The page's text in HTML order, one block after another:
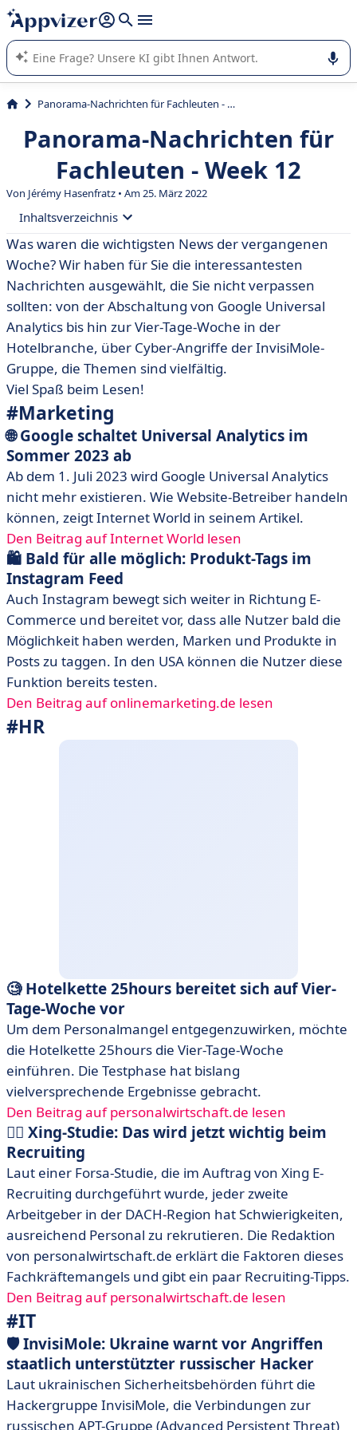
beantworten (mehrere Zeilen mit
Die KI von Appvizer führt Sie bei der Nutzung oder Auswahl
von SaaS-Software in Unternehmen.
Panorama-Nachrichten für Fachleuten - Week 12
Panorama-Nachrichten für
Fachleuten - Week 12
Von Jérémy Hasenfratz • Am 25. März 2022
Inhaltsverzeichnis
• #Marketing
• #HR
• #IT
Was waren die wichtigsten News der vergangenen
Woche? Wir haben für Sie die interessantesten
Nachrichten ausgewählt, die Sie nicht verpassen
sollten: von der Abschaltung von Google Universal
Analytics bis hin zur Vier-Tage-Woche in der
Hotelbranche, über Cyber-Angriffe der InvisiMole-
Gruppe, die Themen sind vielfältig.
Viel Spaß beim Lesen!
#Marketing
🌐 Google schaltet Universal Analytics im
Sommer 2023 ab
Ab dem 1. Juli 2023 wird Google Universal Analytics
nicht mehr existieren. Wie Website-Betreiber handeln
können, zeigt Internet World in seinem Artikel.
Den Beitrag auf Internet World lesen
🛍️ Bald für alle möglich: Produkt-Tags im
Instagram Feed
Auch Instagram bewegt sich weiter in Richtung E-
Commerce und bereitet vor, dass alle Nutzer bald die
Möglichkeit haben werden, Marken und Produkte in
Posts zu taggen. In den USA können die Nutzer diese
Funktion bereits testen.
Den Beitrag auf onlinemarketing.de lesen
#HR
🧐 Hotelkette 25hours bereitet sich auf Vier-
Tage-Woche vor
Um dem Personalmangel entgegenzuwirken, möchte
die Hotelkette 25hours die Vier-Tage-Woche
einführen. Die Testphase hat bislang
vielversprechende Ergebnisse gebracht.
Den Beitrag auf personalwirtschaft.de lesen
🕵️‍♂️ Xing-Studie: Das wird jetzt wichtig beim
Recruiting
Laut einer Forsa-Studie, die im Auftrag von Xing E-
Recruiting durchgeführt wurde, jeder zweite
Arbeitgeber in der DACH-Region hat Schwierigkeiten,
ausreichend Personal zu rekrutieren. Die Redaktion
von personalwirtschaft.de erklärt die Faktoren dieses
Fachkräftemangels und gibt ein paar Recruiting-Tipps.
Den Beitrag auf personalwirtschaft.de lesen
#IT
🛡️ InvisiMole: Ukraine warnt vor Angriffen
staatlich unterstützter russischer Hacker
Laut ukrainischen Sicherheitsbehörden führt die
Hackergruppe InvisiMole, die Verbindungen zur
russischen APT-Gruppe (Advanced Persistent Threat)